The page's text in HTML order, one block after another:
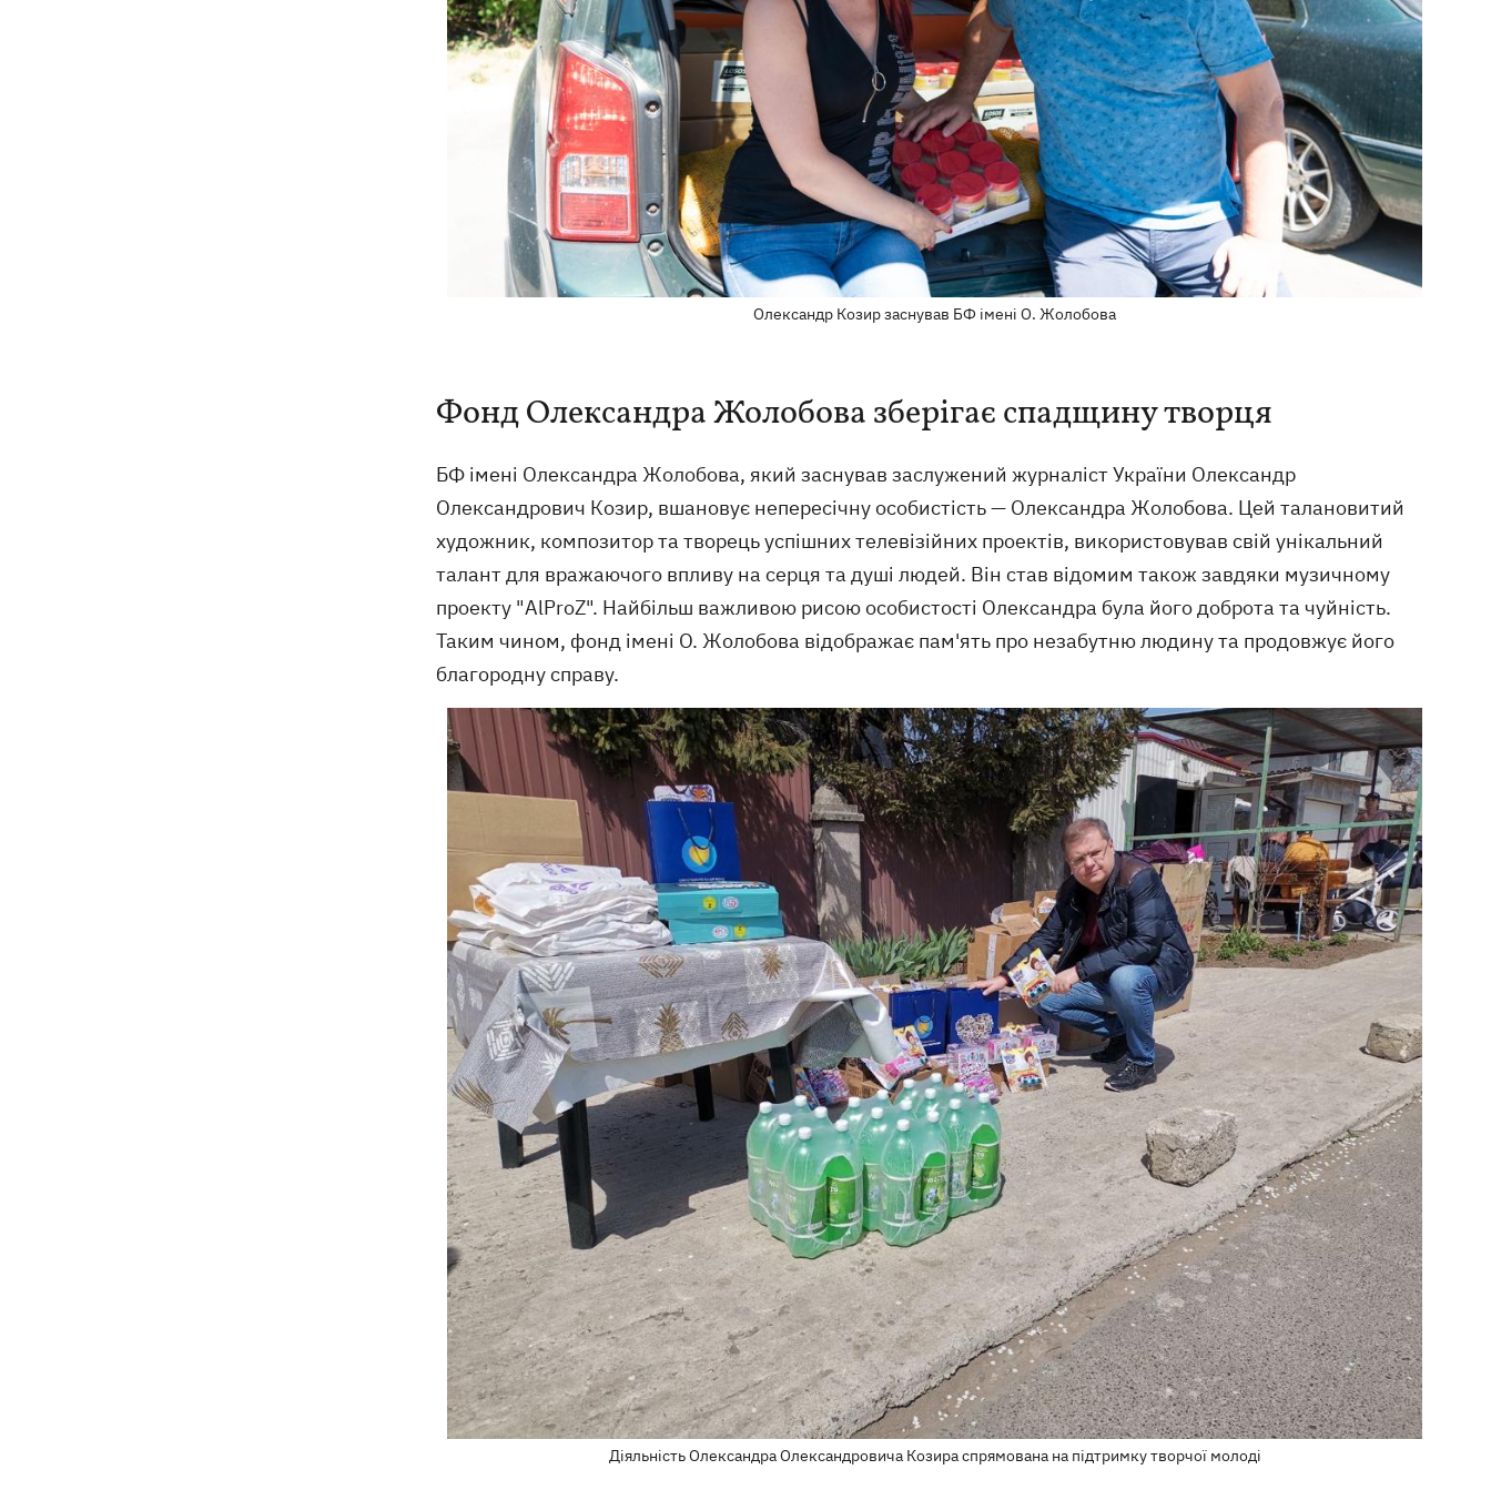
Олександр Козир заснував БФ імені О. Жолобова
Фонд Олександра Жолобова зберігає спадщину творця
БФ імені Олександра Жолобова, який заснував заслужений журналіст України Олександр
Олександрович Козир, вшановує непересічну особистість — Олександра Жолобова. Цей талановитий
художник, композитор та творець успішних телевізійних проектів, використовував свій унікальний
талант для вражаючого впливу на серця та душі людей. Він став відомим також завдяки музичному
проекту "AlProZ". Найбільш важливою рисою особистості Олександра була його доброта та чуйність.
Таким чином, фонд імені О. Жолобова відображає пам'ять про незабутню людину та продовжує його
благородну справу.
Діяльність Олександра Олександровича Козира спрямована на підтримку творчої молоді